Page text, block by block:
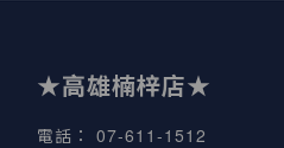
★高雄楠梓店★
電話 ： 07-611-1512